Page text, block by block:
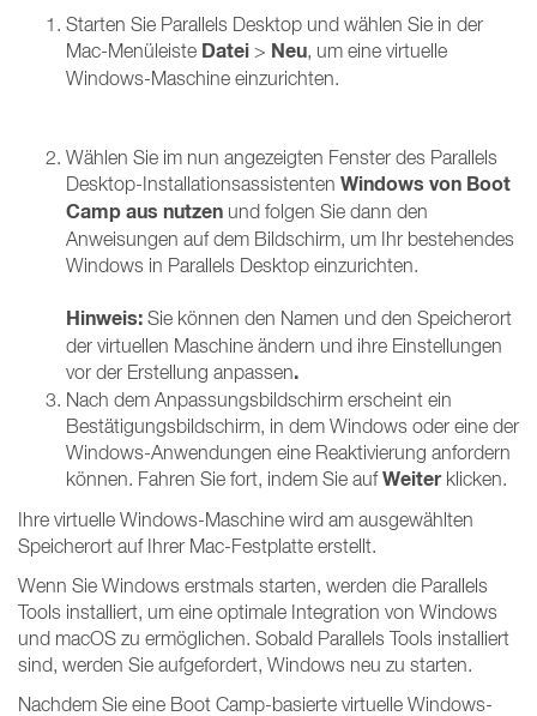
Starten Sie Parallels Desktop und wählen Sie in der
Mac-Menüleiste Datei > Neu, um eine virtuelle
Windows-Maschine einzurichten.
Wählen Sie im nun angezeigten Fenster des Parallels
Desktop-Installationsassistenten Windows von Boot
Camp aus nutzen und folgen Sie dann den
Anweisungen auf dem Bildschirm, um Ihr bestehendes
Windows in Parallels Desktop einzurichten.
Hinweis: Sie können den Namen und den Speicherort
der virtuellen Maschine ändern und ihre Einstellungen
vor der Erstellung anpassen.
Nach dem Anpassungsbildschirm erscheint ein
Bestätigungsbildschirm, in dem Windows oder eine der
Windows-Anwendungen eine Reaktivierung anfordern
können. Fahren Sie fort, indem Sie aufWeiterklicken.
Ihre virtuelle Windows-Maschine wird am ausgewählten
Speicherort auf Ihrer Mac-Festplatte erstellt.
Wenn Sie Windows erstmals starten, werden die Parallels
Tools installiert, um eine optimale Integration von Windows
und macOS zu ermöglichen. Sobald Parallels Tools installiert
sind, werden Sie aufgefordert, Windows neu zu starten.
Nachdem Sie eine Boot Camp-basierte virtuelle Windows-